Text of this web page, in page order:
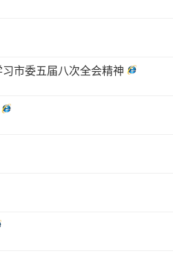
市委五届八次全会精神